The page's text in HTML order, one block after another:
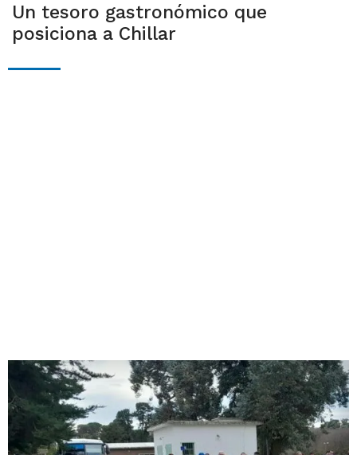
Un tesoro gastronómico que
posiciona a Chillar